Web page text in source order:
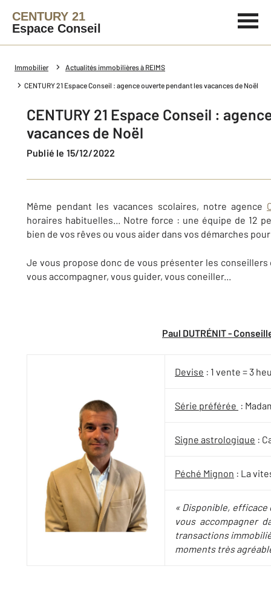
CENTURY 21
Espace Conseil
Immobilier Actualités immobilières à REIMS
CENTURY 21 Espace Conseil : agence ouverte pendant les vacances de Noël
CENTURY 21 Espace Conseil :
vacances de Noël
Publié le 15/12/2022
Même pendant les vacances scolaires, notre agence
horaires habituelles... Notre force : une équipe de 12
bien de vos rêves ou vous aider dans vos démarches
Je vous propose donc de vous présenter les
vous accompagner, vous guider, vous coneiller...
Paul DUTRÉNIT -
Devise : 1 vente = 3
Série préférée :
Signe astrologique :
Péché Mignon : La
« Disponible,
vous accompagner
transactions
moments très